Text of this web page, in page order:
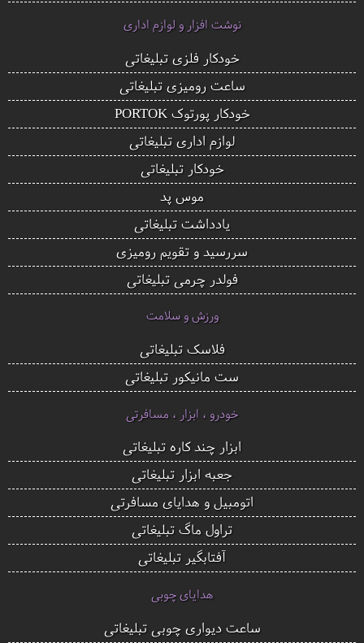
نوشت افزار و لوازم اداری
خودکار فلزی تبلیغاتی
ساعت رومیزی تبلیغاتی
خودکار پورتوک PORTOK
لوازم اداری تبلیغاتی
خودکار تبلیغاتی
موس پد
یادداشت تبلیغاتی
سررسید و تقویم رومیزی
فولدر چرمی تبلیغاتی
ورزش و سلامت
فلاسک تبلیغاتی
ست مانیکور تبلیغاتی
خودرو ، ابزار ، مسافرتی
ابزار چند کاره تبلیغاتی
جعبه ابزار تبلیغاتی
اتومبیل و هدایای مسافرتی
تراول ماگ تبلیغاتی
آفتابگیر تبلیغاتی
هدایای چوبی
ساعت دیواری چوبی تبلیغاتی